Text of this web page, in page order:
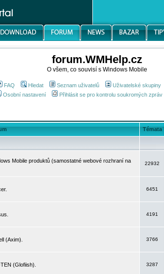
forum.WMHelp.cz
O všem, co souvisí s Windows Mobile
FAQ Hledat Seznam uživatelů Uživatelské skupiny
Osobní nastavení
Přihlásit se pro kontrolu soukromých zpráv
Témata
Mobile produktů (samostatné webové rozhraní na
22932
6451
4191
(Axim).
3766
(Glofiish).
3287